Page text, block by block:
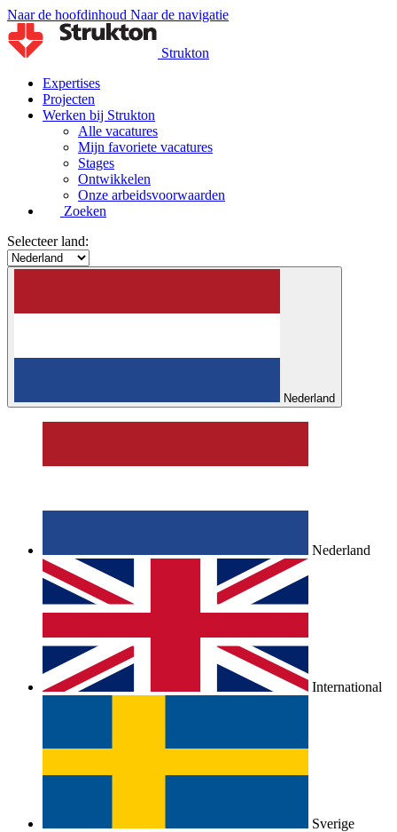
Naar de hoofdinhoud Naar de navigatie
Strukton
Expertises
Projecten
Werken bij Strukton
Alle vacatures
Mijn favoriete vacatures
Stages
Ontwikkelen
Onze arbeidsvoorwaarden
Zoeken
Selecteer land:
Nederland
Nederland
International
Sverige